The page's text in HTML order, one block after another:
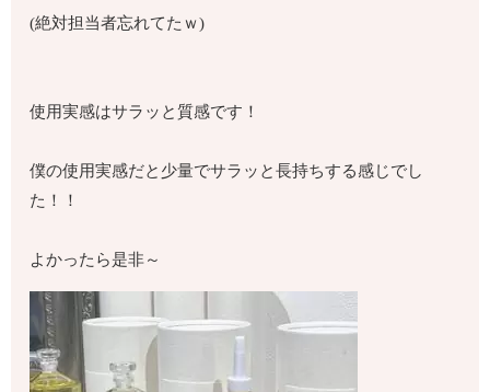
(絶対担当者忘れてたｗ)
使用実感はサラッと質感です！
僕の使用実感だと少量でサラッと長持ちする感じでし
た！！
よかったら是非～